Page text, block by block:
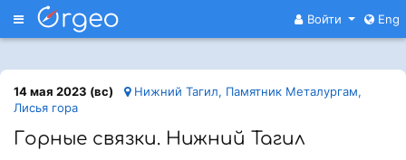
Меню Войти Eng
14 мая 2023 (вс)
Нижний Тагил, Памятник Металургам,
Лисья гора
Горные связки. Нижний Тагил